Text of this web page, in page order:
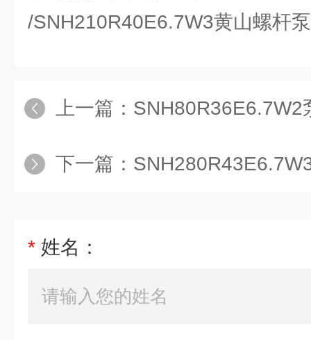
/SNH210R40E6.7W3黄山螺杆
上一篇： SNH80R36E6.7W2
下一篇：
* 姓名：